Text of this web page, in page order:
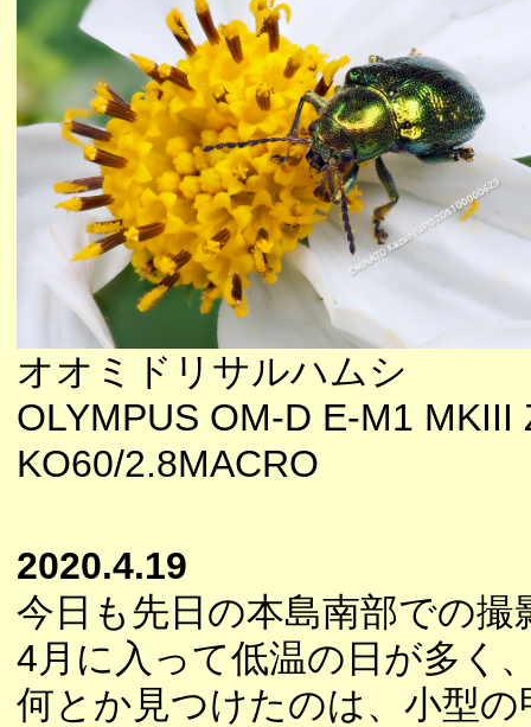
オオミドリサルハムシ
OLYMPUS OM-D E-M1 MKIII
KO60/2.8MACRO
2020.4.19
今日も先日の本島南部での撮
4月に入って低温の日が多く
何とか見つけたのは、小型の